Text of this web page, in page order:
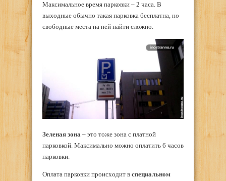
Максимальное время парковки – 2 часа. В
выходные обычно такая парковка бесплатна, но
свободные места на ней найти сложно.
Зеленая зона – это тоже зона с платной
парковкой. Максимально можно оплатить 6 часов
парковки.
Оплата парковки происходит в специальном